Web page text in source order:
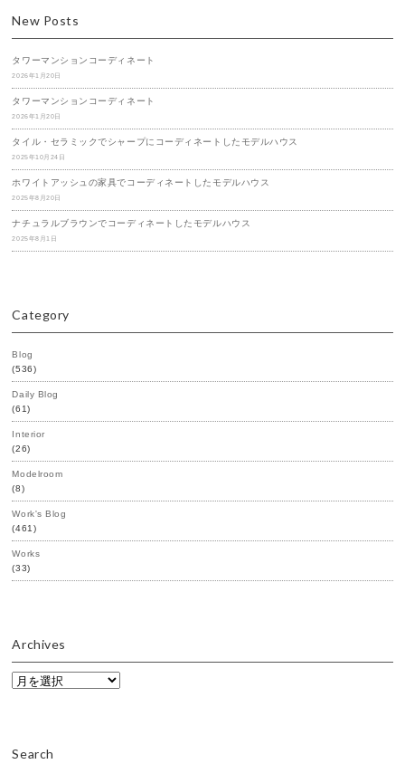
New Posts
タワーマンションコーディネート
2026年1月20日
タワーマンションコーディネート
2026年1月20日
タイル・セラミックでシャープにコーディネートしたモデルハウス
2025年10月24日
ホワイトアッシュの家具でコーディネートしたモデルハウス
2025年8月20日
ナチュラルブラウンでコーディネートしたモデルハウス
2025年8月1日
Category
Blog
(536)
Daily Blog
(61)
Interior
(26)
Modelroom
(8)
Work's Blog
(461)
Works
(33)
Archives
Archives
Search